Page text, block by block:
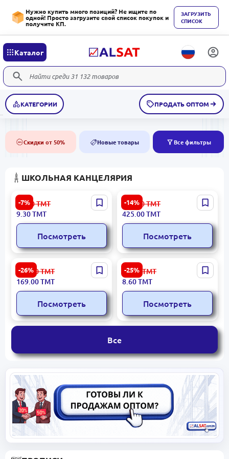
Нужно купить много позиций? Не ищите по
одной! Просто загрузите свой список покупок и
получите КП.
ЗАГРУЗИТЬ
СПИСОК
Каталог
КАТЕГОРИИ ПРОДАТЬ ОПТОМ
50% Скидки от 50% NEW Новые товары Все фильтры
ШКОЛЬНАЯ КАНЦЕЛЯРИЯ
-7%
Учебные плакаты BK-
00011881 | Плакат Звери
нашего леса
10.10ТМТ
9.30ТМТ
Посмотреть
-14%
Навигация BK-00092494 |
Параллельная линейка
45 см пластиковая
495.00ТМТ
425.00ТМТ
Посмотреть
-26%
No958190 24+1 | Цветные
карандаши
229.00ТМТ
169.00ТМТ
Посмотреть
-25%
Dolphin 50mm 714 |
Скрепка
11.60 ТМТ
8.60ТМТ
Посмотреть
Все